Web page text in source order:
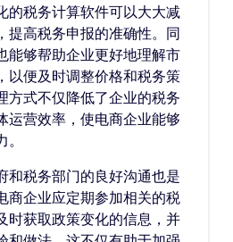
的税务计算软件可以大大减
提高税务申报的准确性。同
能够帮助企业更好地理解市
以便及时调整价格和税务策
方式不仅降低了企业的税务
运营效率，使电商企业能够
和税务部门的良好沟通也是
商企业应定期参加相关的税
时获取政策变化的信息，并